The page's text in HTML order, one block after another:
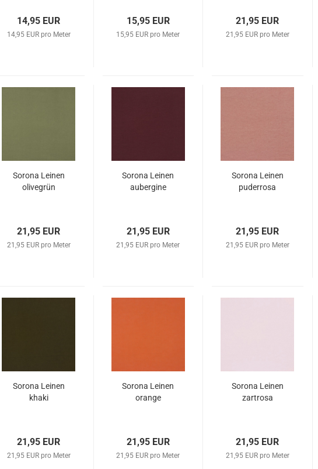
14,95 EUR
14,95 EUR pro Meter
15,95 EUR
15,95 EUR pro Meter
21,95 EUR
21,95 EUR pro Meter
Sorona Leinen
olivegrün
21,95 EUR
21,95 EUR pro Meter
Sorona Leinen
aubergine
21,95 EUR
21,95 EUR pro Meter
Sorona Leinen
puderrosa
21,95 EUR
21,95 EUR pro Meter
Sorona Leinen
khaki
21,95 EUR
21,95 EUR pro Meter
Sorona Leinen
orange
21,95 EUR
21,95 EUR pro Meter
Sorona Leinen
zartrosa
21,95 EUR
21,95 EUR pro Meter